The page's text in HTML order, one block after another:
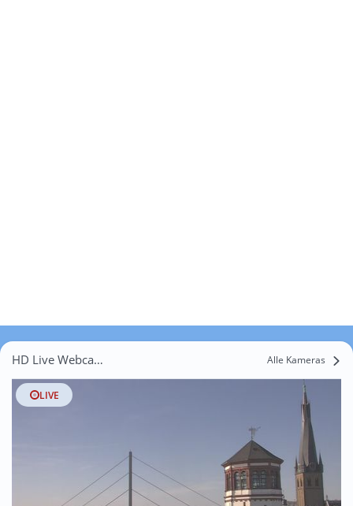
HD Live Webcams Bilkrath Alle Kameras
LIVE